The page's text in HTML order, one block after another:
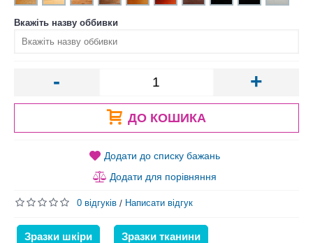
Вкажіть назву оббивки
- +
ДО КОШИКА
Додати до списку бажань
Додати для порівняння
0 відгуків / Написати відгук
Зразки шкіри Зразки тканини